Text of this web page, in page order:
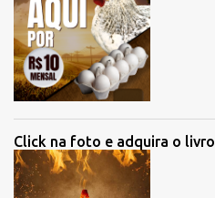
Click na foto e adquira o livro